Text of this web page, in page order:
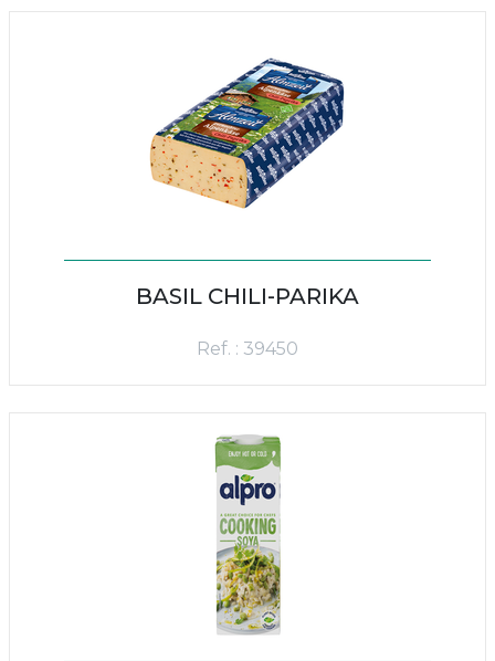
BASIL CHILI-PARIKA
Ref. : 39450